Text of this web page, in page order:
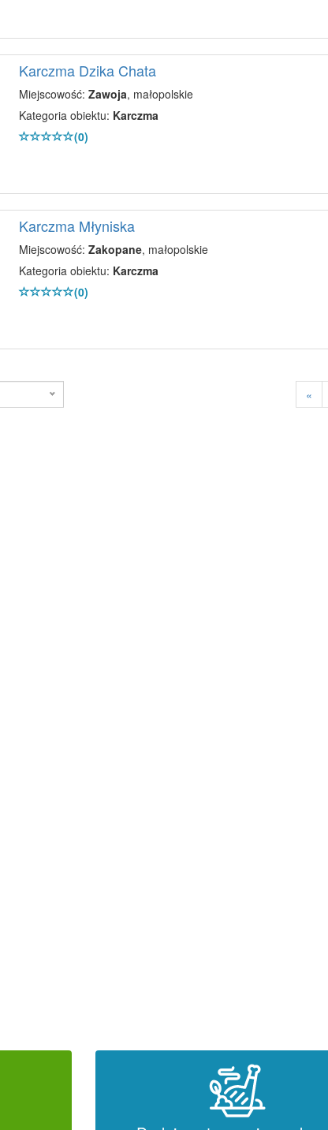
Karczma Dzika Chata
Miejscowość: Zawoja, małopolskie
Kategoria obiektu: Karczma
(0)
Karczma Młyniska
Miejscowość: Zakopane, małopolskie
Kategoria obiektu: Karczma
(0)
«